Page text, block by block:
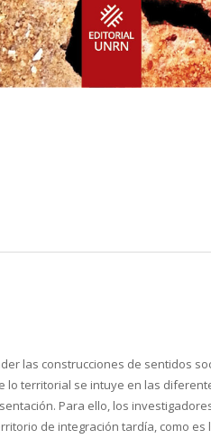
las construcciones de sentidos
lo territorial se intuye en las
Para ello, los
de integración tardía, como